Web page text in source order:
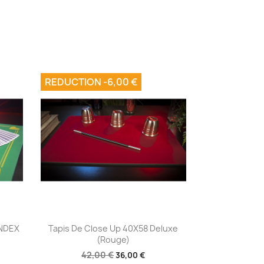
Aperçu rapide
Tapis De Close Up 40X58 Deluxe
(Rouge)
42,00 €36,00 €
REDUCTION -6,00 €